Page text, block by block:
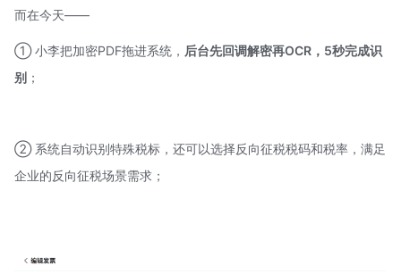
而在今天——
① 小李把加密PDF拖进系统， 后台先回调解密再OCR ，5秒完成识
别 ；
② 系统自动识别特殊税标，还可以选择反向征税税码和税率，满足
企业的反向征税场景需求；